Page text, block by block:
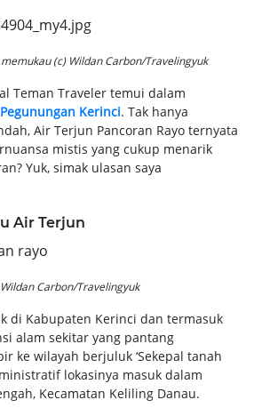
(c) Wildan Carbon/Travelingyuk
Teman Traveler temui dalam
Pegunungan Kerinci. Tak hanya
Air Terjun Pancoran Rayo ternyata
mistis yang cukup menarik
Yuk, simak ulasan saya
Air Terjun
Carbon/Travelingyuk
di Kabupaten Kerinci dan termasuk
alam sekitar yang pantang
ke wilayah berjuluk ‘Sekepal tanah
lokasinya masuk dalam
Kecamatan Keliling Danau.